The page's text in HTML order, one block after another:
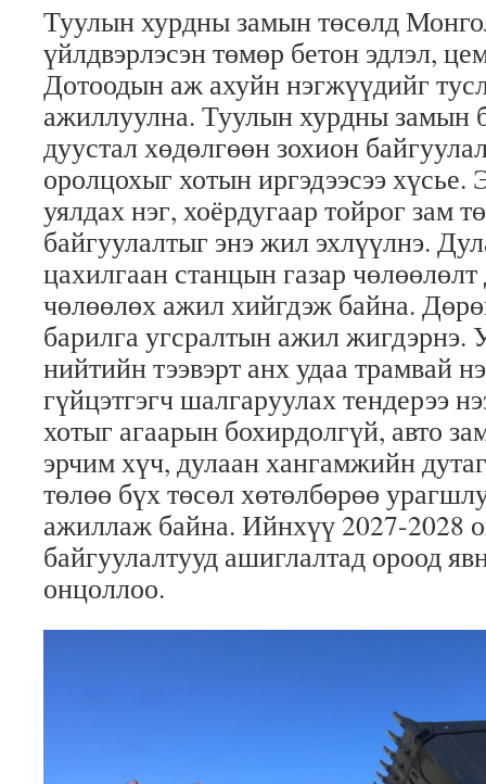
Туулын хурдны замын төсөлд
үйлдвэрлэсэн төмөр бетон эдлэл,
Дотоодын аж ахуйн нэгжүүдийг
ажиллуулна. Туулын хурдны замын
дуустал хөдөлгөөн зохион
оролцохыг хотын иргэдээсээ хүсье.
уялдах нэг, хоёрдугаар тойрог зам
байгуулалтыг энэ жил эхлүүлнэ.
цахилгаан станцын газар
чөлөөлөх ажил хийгдэж байна.
барилга угсралтын ажил жигдэрнэ.
нийтийн тээвэрт анх удаа трамвай
гүйцэтгэгч шалгаруулах тендерээ
хотыг агаарын бохирдолгүй, авто
эрчим хүч, дулаан хангамжийн
төлөө бүх төсөл хөтөлбөрөө
ажиллаж байна. Ийнхүү 2027-2028
байгуулалтууд ашиглалтад ороод
онцоллоо.